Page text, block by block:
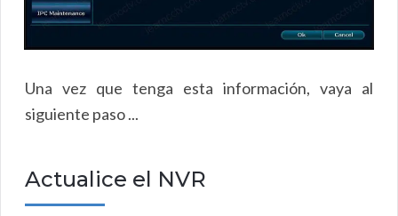
Una vez que tenga esta información, vaya al
siguiente paso ...
Actualice el NVR